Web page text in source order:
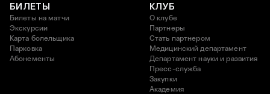
БИЛЕТЫ
Билеты на матчи
Экскурсии
Карта болельщика
Парковка
Абонементы
КЛУБ
О клубе
Партнеры
Стать партнером
Медицинский департамент
Департамент науки и развития
Пресс-служба
Закупки
Академия